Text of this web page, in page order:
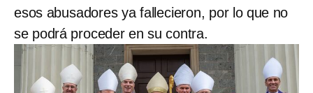
esos abusadores ya fallecieron, por lo que no
se podrá proceder en su contra.